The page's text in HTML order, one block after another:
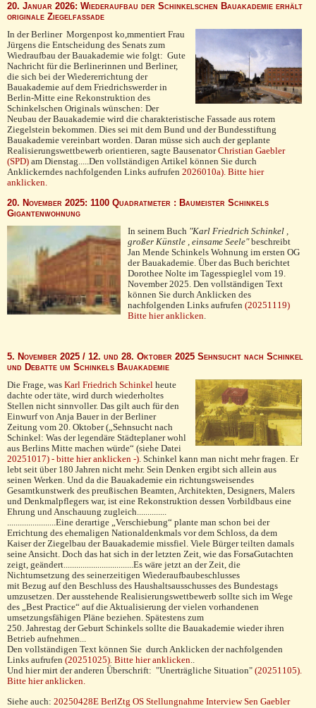
20. Januar 2026: Wiederaufbau der Schinkelschen Bauakademie erhält
originale Ziegelfassade
In der Berliner Morgenpost ko,mmentiert Frau
Jürgens die Entscheidung des Senats zum
Wiedraufbau der Bauakademie wie folgt: Gute
Nachricht für die Berlinerinnen und Berliner,
die sich bei der Wiedererrichtung der
Bauakademie auf dem Friedrichswerder in
Berlin-Mitte eine Rekonstruktion des
Schinkelschen Originals wün­schen: Der
Neubau der Bauakademie wird die charakteristi­sche Fas­sade aus rotem
Ziegelstein bekommen. Dies sei mit dem Bund und der Bundesstiftung
Bauakademie vereinbart worden. Daran müsse sich auch der geplante
Realisierungswettbewerb orien­tieren, sagte Bau­senatorChristian Gaebler
(SPD) am Dienstag.....Den vollständigen Artikel können Sie durch
Anklickerndes nachfolgenden Links aufrufen 2026010a). Bitte hier
anklicken.
20. November 2025: 1100 Quadratmeter : Baumeister Schinkels
Gigantenwohnung
In seinem Buch "Karl Friedrich Schinkel ,
großer Künstle , einsame Seele"beschreibt
Jan Mende Schinkels Wohnung im ersten OG
der Bauakademie. Über das Buch berichtet
Dorothee Nolte im Tagesspieglel vom 19.
November 2025. Den vollständigen Text
können Sie durch Anklicken des
nachfolgenden Links aufrufen(20251119)
Bitte hier anklicken.
5. November 2025 / 12. und 28. Oktober 2025 Sehnsucht nach Schinkel
und Debatte um Schinkels Bauakademie
Die Frage, was Karl Friedrich Schinkel heute
dachte oder täte, wird durch wiederholtes
Stellen nicht sinnvoller. Das gilt auch für den
Einwurf von Anja Bauer in der Berliner
Zeitung vom 20. Oktober („Sehnsucht nach
Schinkel: Was der legendäre Städteplaner wohl
aus Berlins Mitte machen würde“ (siehe Datei
20251017) - bitte hier anklicken -). Schinkel kann man nicht mehr fragen. Er
lebt seit über 180 Jahren nicht mehr. Sein Denken ergibt sich allein aus
seinen Werken. Und da die Bauakademie ein richtungsweisendes
Gesamtkunstwerk des preußischen Beamten, Architekten, Designers, Malers
und Denkmalpflegers war, ist eine Rekonstruktion dessen Vorbildbaus eine
Ehrung und Anschauung zugleich..............
.......................Eine derartige „Verschiebung“ plante man schon bei der
Errichtung des ehemaligen Nationaldenkmals vor dem Schloss, da dem
Kaiser der Ziegelbau der Bauakademie missfiel. Viele Bürger teilten damals
seine Ansicht. Doch das hat sich in der letzten Zeit, wie das ForsaGutachten
zeigt, geändert.................................Es wäre jetzt an der Zeit, die
Nichtumsetzung des seinerzeitigen Wiederaufbaubeschlusses
mit Bezug auf den Beschluss des Haushaltsausschusses des Bundestags
umzusetzen. Der ausstehende Realisierungswettbewerb sollte sich im Wege
des „Best Practice“ auf die Aktualisierung der vielen vorhandenen
umsetzungsfähigen Pläne beziehen. Spätestens zum
250. Jahrestag der Geburt Schinkels sollte die Bauakademie wieder ihren
Betrieb aufnehmen...
Den vollständigen Text können Sie durch Anklicken der nachfolgenden
Links aufrufen (20251025). Bitte hier anklicken..
Und hier mirt der anderen Überschrift: "Unerträgliche Situation" (20251105).
Bitte hier anklicken.
Siehe auch: 20250428E BerlZtg OS Stellungnahme Interview Sen Gaebler